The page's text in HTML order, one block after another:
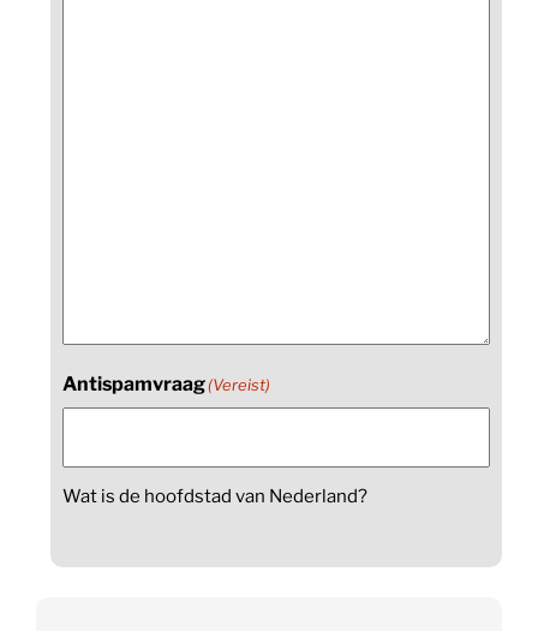
Antispamvraag(Vereist)
Wat is de hoofdstad van Nederland?